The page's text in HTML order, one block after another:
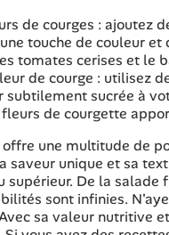
de courges : ajoutez
touche de couleur
tomates cerises et le
de courge : utilisez
subtilement sucrée à
de courgette
une multitude de
saveur unique et sa
supérieur. De la
sont infinies.
sa valeur nutritive